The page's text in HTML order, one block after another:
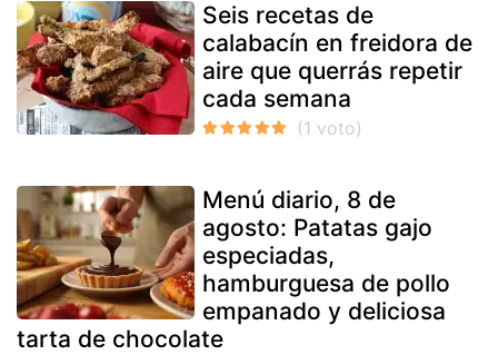
Seis recetas de
calabacín en freidora de
aire que querrás repetir
cada semana
Menú diario, 8 de
agosto: Patatas gajo
especiadas,
hamburguesa de pollo
empanado y deliciosa
tarta de chocolate